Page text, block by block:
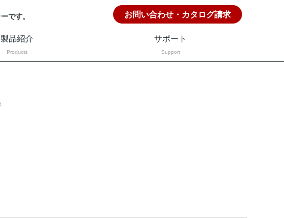
です。 お問い合わせ・カタログ請求
製品紹介
Products
サポート
Support